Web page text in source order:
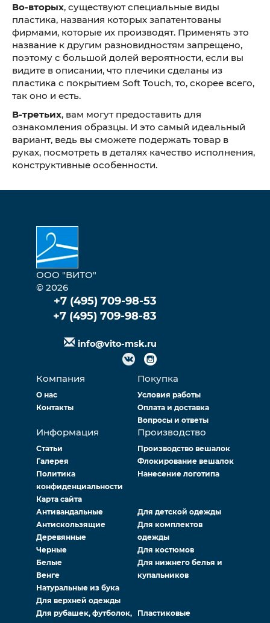
Во-вторых, существуют специальные виды
пластика, названия которых запатентованы
фирмами, которые их производят. Применять это
название к другим разновидностям запрещено,
поэтому с большой долей вероятности, если вы
видите в описании, что плечики сделаны из
пластика с покрытием Soft Touch, то, скорее всего,
так оно и есть.
В-третьих, вам могут предоставить для
ознакомления образцы. И это самый идеальный
вариант, ведь вы сможете подержать товар в
руках, посмотреть в деталях качество исполнения,
конструктивные особенности.
ООО "ВИТО"
© 2026
Компания
О нас
Контакты
Покупка
Условия работы
Оплата и доставка
Вопросы и ответы
Информация
Статьи
Галерея
Политика
конфиденциальности
Карта сайта
Производство
Производство вешалок
Флокирование вешалок
Нанесение логотипа
Антивандальные
Антискользящие
Деревянные
Черные
Белые
Венге
Натуральные из бука
Для верхней одежды
Для детской одежды
Для комплектов
одежды
Для костюмов
Для нижнего белья и
купальников
Для рубашек, футболок,
Пластиковые
+7 (495) 709-98-53
+7 (495) 709-98-83
info@vito-msk.ru